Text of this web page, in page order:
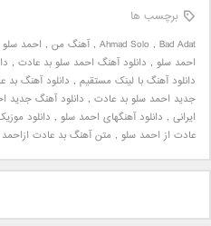
برچسب ها
Ahmad Solo , Bad Adat
,آهنگ من , احمد سلو
احمد سلو , دانلود آهنگ احمد سلو بد عادت ,
دانلود آهنگ با لینک مستقیم , دانلود آهنگ بد
جدید احمد سلو بد عادت , دانلود آهنگ جدید
ایرانی , دانلود آهنگهای احمد سلو , دانلود
عادت از احمد سلو , متن آهنگ بد عادت